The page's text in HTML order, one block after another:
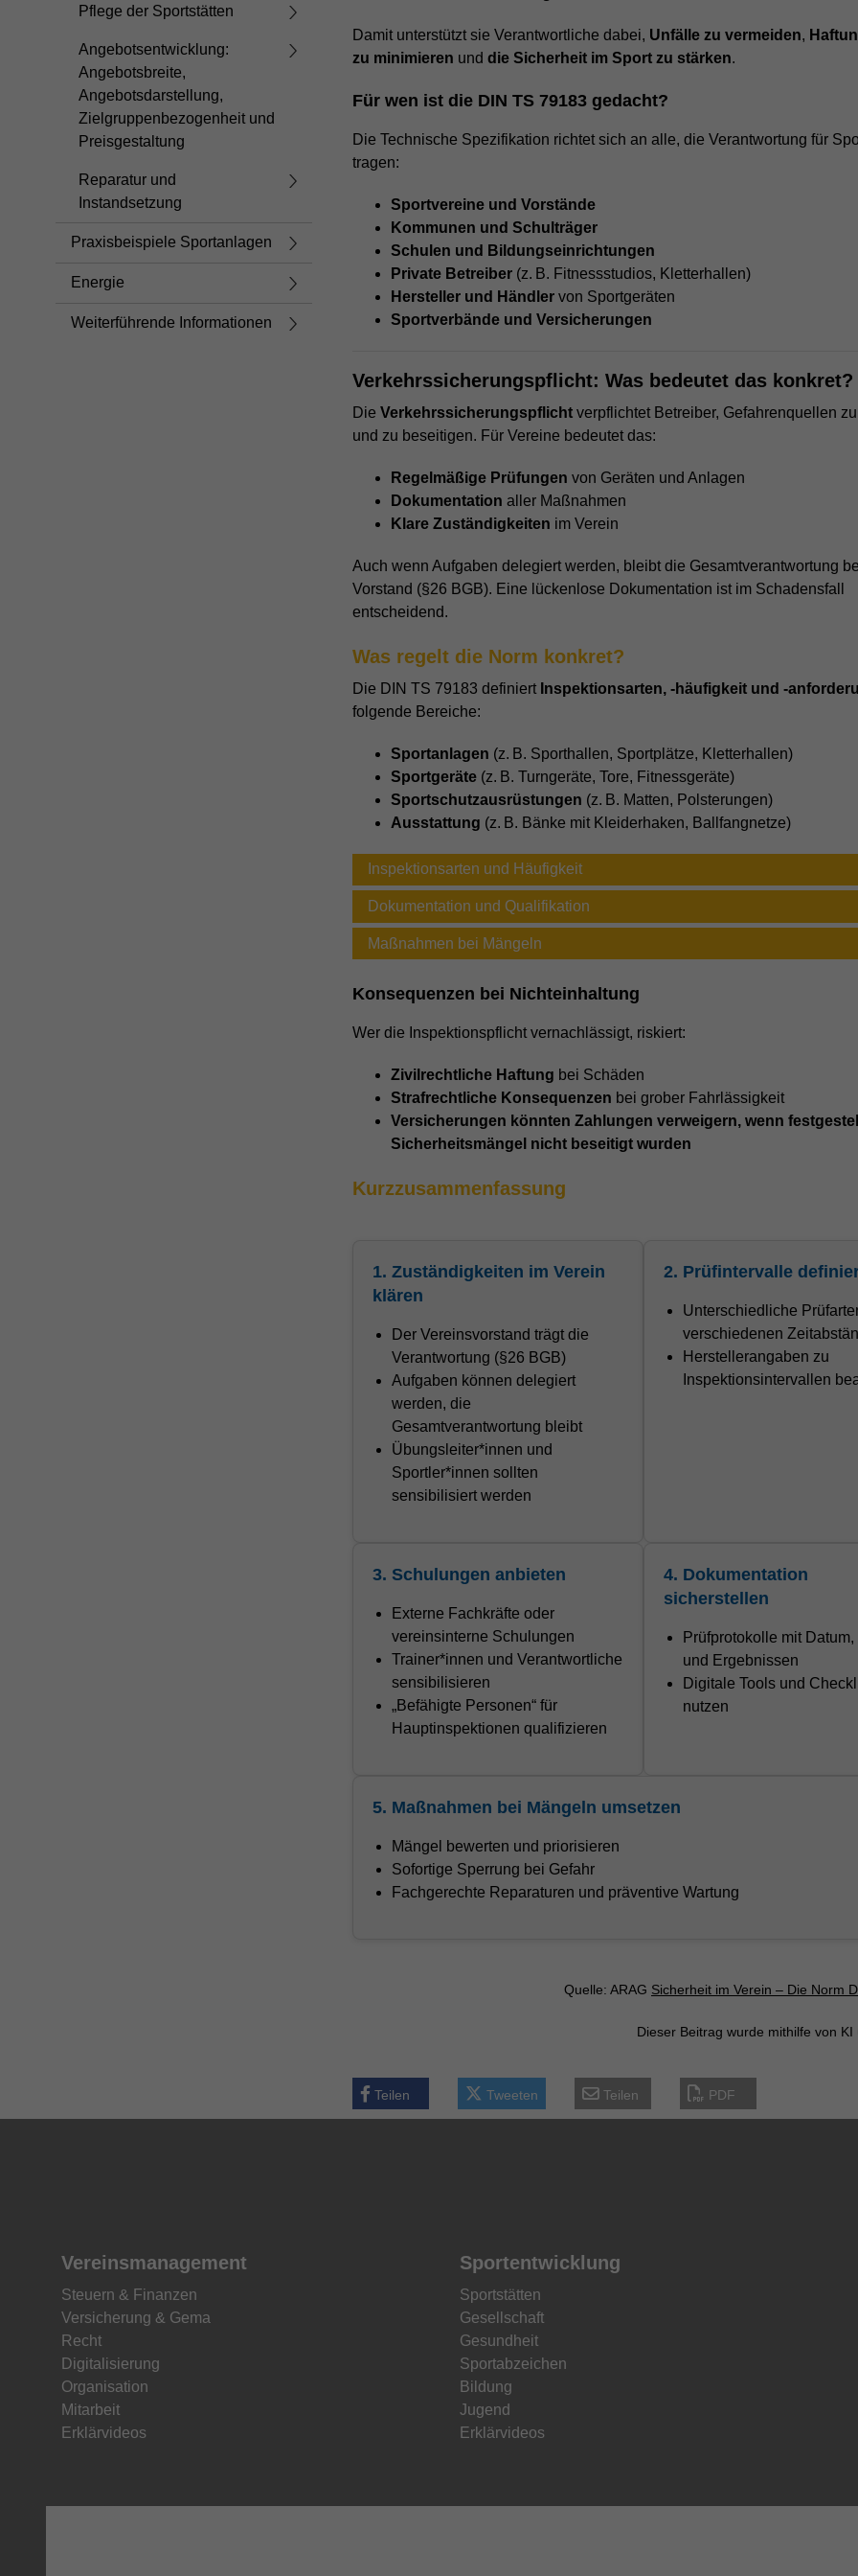
Pflege der Sportstätten
Angebotsentwicklung:
Angebotsbreite,
Angebotsdarstellung,
Zielgruppenbezogenheit und
Preisgestaltung
Reparatur und
Instandsetzung
Praxisbeispiele Sportanlagen
Energie
Weiterführende Informationen
Damit unterstützt sie Verantwortliche dabei, Unfälle zu vermeiden,
zu minimieren und die Sicherheit im Sport zu stärken.
Für wen ist die DIN TS 79183 gedacht?
Die Technische Spezifikation richtet sich an alle, die Verantwortung für
tragen:
Sportvereine und Vorstände
Kommunen und Schulträger
Schulen und Bildungseinrichtungen
Private Betreiber (z. B. Fitnessstudios, Kletterhallen)
Hersteller und Händler von Sportgeräten
Sportverbände und Versicherungen
Verkehrssicherungspflicht: Was bedeutet das konkret?
Die Verkehrssicherungspflicht verpflichtet Betreiber, Gefahrenquellen
und zu beseitigen. Für Vereine bedeutet das:
Regelmäßige Prüfungen von Geräten und Anlagen
Dokumentation aller Maßnahmen
Klare Zuständigkeiten im Verein
Auch wenn Aufgaben delegiert werden, bleibt die Gesamtverantwortung
Vorstand (§26 BGB). Eine lückenlose Dokumentation ist im Schadensfall
entscheidend.
Was regelt die Norm konkret?
Die DIN TS 79183 definiert Inspektionsarten, -häufigkeit und -
folgende Bereiche:
Sportanlagen (z. B. Sporthallen, Sportplätze, Kletterhallen)
Sportgeräte (z. B. Turngeräte, Tore, Fitnessgeräte)
Sportschutzausrüstungen (z. B. Matten, Polsterungen)
Ausstattung (z. B. Bänke mit Kleiderhaken, Ballfangnetze)
Inspektionsarten und Häufigkeit
Dokumentation und Qualifikation
Maßnahmen bei Mängeln
Konsequenzen bei Nichteinhaltung
Wer die Inspektionspflicht vernachlässigt, riskiert:
Zivilrechtliche Haftung bei Schäden
Strafrechtliche Konsequenzen bei grober Fahrlässigkeit
Versicherungen könnten Zahlungen verweigern, wenn
Sicherheitsmängel nicht beseitigt wurden
Kurzzusammenfassung
1. Zuständigkeiten im Verein
klären
Der Vereinsvorstand trägt die
Verantwortung (§26 BGB)
Aufgaben können delegiert
werden, die
Gesamtverantwortung bleibt
Übungsleiter*innen und
Sportler*innen sollten
sensibilisiert werden
2. Prüfintervalle
Unterschiedliche
verschiedenen
Herstellerangaben zu
Inspektionsintervallen
3. Schulungen anbieten
Externe Fachkräfte oder
vereinsinterne Schulungen
Trainer*innen und Verantwortliche
sensibilisieren
„Befähigte Personen“ für
Hauptinspektionen qualifizieren
4. Dokumentation
sicherstellen
Prüfprotokolle mit Datum,
und Ergebnissen
Digitale Tools und
nutzen
5. Maßnahmen bei Mängeln umsetzen
Mängel bewerten und priorisieren
Sofortige Sperrung bei Gefahr
Fachgerechte Reparaturen und präventive Wartung
Quelle: ARAG Sicherheit im Verein – Die Norm
Dieser Beitrag wurde mithilfe von KI
Teilen Tweeten Teilen PDF
Vereinsmanagement
Steuern & Finanzen
Versicherung & Gema
Recht
Digitalisierung
Organisation
Mitarbeit
Erklärvideos
Sportentwicklung
Sportstätten
Gesellschaft
Gesundheit
Sportabzeichen
Bildung
Jugend
Erklärvideos
Laufzeit 1 Jahr
Enthält die gewählten Tracking-Optin-
Name _ga_Z8M37YR1K2
Anbieter Google LLC
Laufzeit 13 Monate
Zweck
Interaktionen des Nutzers auf der Seite. Diese
ID ist spezifisch für die Property mit der Kennung
G-Z8M37YR1K2
Laufzeit 6 Monate
Zweck
Das NID-Cookie enthält eine eindeutige ID, über
die Google Ihre bevorzugten Einstellungen und
andere Informationen speichert, insbesondere
Ihre bevorzugte Sprache (z. B. Deutsch), wie
Google SafeSearch-Filter aktiviert sein soll.
zusätzliche Informationen anzubieten.